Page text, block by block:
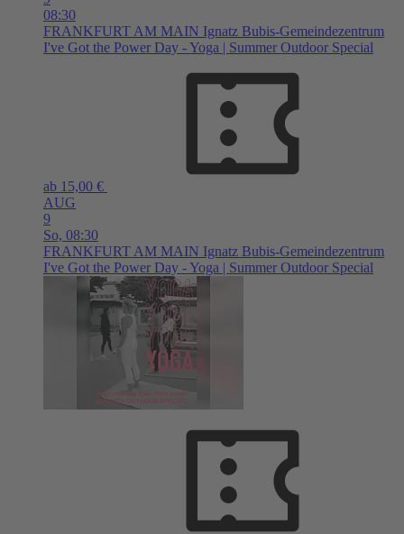
08:30
FRANKFURT AM MAIN Ignatz Bubis-Gemeindezentrum
I've Got the Power Day - Yoga | Summer Outdoor Special
ab 15,00 €
AUG
9
So, 08:30
FRANKFURT AM MAIN Ignatz Bubis-Gemeindezentrum
I've Got the Power Day - Yoga | Summer Outdoor Special